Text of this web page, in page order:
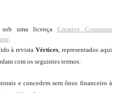
sob uma licençaCreative Commons
à revistaVértices , representados aqui
com os seguintes termos:
e concedem sem ônus financeiro à